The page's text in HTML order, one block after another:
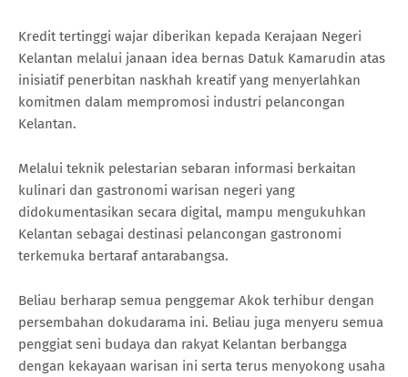
Kredit tertinggi wajar diberikan kepada Kerajaan Negeri
Kelantan melalui janaan idea bernas Datuk Kamarudin atas
inisiatif penerbitan naskhah kreatif yang menyerlahkan
komitmen dalam mempromosi industri pelancongan
Kelantan.
Melalui teknik pelestarian sebaran informasi berkaitan
kulinari dan gastronomi warisan negeri yang
didokumentasikan secara digital, mampu mengukuhkan
Kelantan sebagai destinasi pelancongan gastronomi
terkemuka bertaraf antarabangsa.
Beliau berharap semua penggemar Akok terhibur dengan
persembahan dokudarama ini. Beliau juga menyeru semua
penggiat seni budaya dan rakyat Kelantan berbangga
dengan kekayaan warisan ini serta terus menyokong usaha